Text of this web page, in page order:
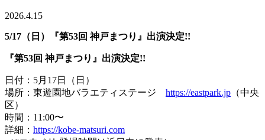
2026.4.15
5/17（日）『第53回 神戸まつり』出演決定!!
『第53回 神戸まつり』出演決定!!
日付：5月17日（日）
場所：東遊園地バラエティステージ https://eastpark.jp （中央
区）
時間：11:00〜
詳細： https://kobe-matsuri.com